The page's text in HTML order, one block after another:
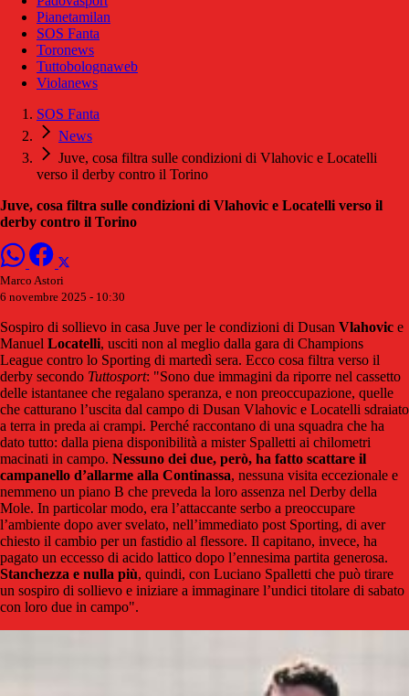
Pianetamilan
SOS Fanta
Toronews
Tuttobolognaweb
Violanews
SOS Fanta
News
Juve, cosa filtra sulle condizioni di Vlahovic e Locatelli
verso il derby contro il Torino
Juve, cosa filtra sulle condizioni di Vlahovic e Locatelli verso il
derby contro il Torino
Marco Astori
6 novembre 2025 - 10:30
Sospiro di sollievo in casa Juve per le condizioni di Dusan Vlahovic e
Manuel Locatelli, usciti non al meglio dalla gara di Champions
League contro lo Sporting di martedì sera. Ecco cosa filtra verso il
derby secondo Tuttosport: "Sono due immagini da riporre nel cassetto
delle istantanee che regalano speranza, e non preoccupazione, quelle
che catturano l’uscita dal campo di Dusan Vlahovic e Locatelli sdraiato
a terra in preda ai crampi. Perché raccontano di una squadra che ha
dato tutto: dalla piena disponibilità a mister Spalletti ai chilometri
macinati in campo. Nessuno dei due, però, ha fatto scattare il
campanello d’allarme alla Continassa, nessuna visita eccezionale e
nemmeno un piano B che preveda la loro assenza nel Derby della
Mole. In particolar modo, era l’attaccante serbo a preoccupare
l’ambiente dopo aver svelato, nell’immediato post Sporting, di aver
chiesto il cambio per un fastidio al flessore. Il capitano, invece, ha
pagato un eccesso di acido lattico dopo l’ennesima partita generosa.
Stanchezza e nulla più, quindi, con Luciano Spalletti che può tirare
un sospiro di sollievo e iniziare a immaginare l’undici titolare di sabato
con loro due in campo".